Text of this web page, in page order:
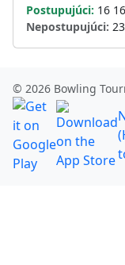
Postupujúci: 16
Nepostupujúci:
© 2026 Bowling